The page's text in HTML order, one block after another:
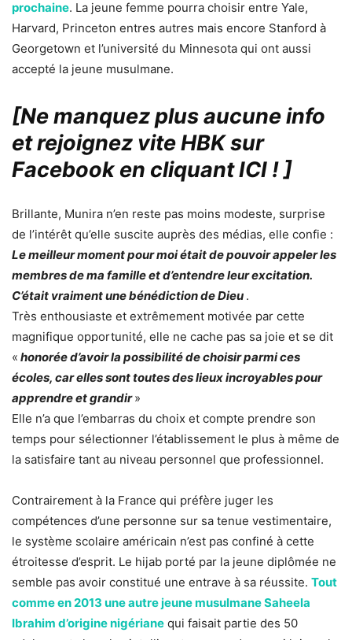
prochaine. La jeune femme pourra choisir entre Yale,
Harvard, Princeton entres autres mais encore Stanford à
Georgetown et l’université du Minnesota qui ont aussi
accepté la jeune musulmane.
[Ne manquez plus aucune info
et rejoignez vite HBK sur
Facebook en cliquant ICI !]
Brillante, Munira n’en reste pas moins modeste, surprise
de l’intérêt qu’elle suscite auprès des médias, elle confie :
Le meilleur moment pour moi était de pouvoir appeler les
membres de ma famille et d’entendre leur excitation.
C’était vraiment une bénédiction de Dieu .
Très enthousiaste et extrêmement motivée par cette
magnifique opportunité, elle ne cache pas sa joie et se dit
« honorée d’avoir la possibilité de choisir parmi ces
écoles, car elles sont toutes des lieux incroyables pour
apprendre et grandir »
Elle n’a que l’embarras du choix et compte prendre son
temps pour sélectionner l’établissement le plus à même de
la satisfaire tant au niveau personnel que professionnel.
Contrairement à la France qui préfère juger les
compétences d’une personne sur sa tenue vestimentaire,
le système scolaire américain n’est pas confiné à cette
étroitesse d’esprit. Le hijab porté par la jeune diplômée ne
semble pas avoir constitué une entrave à sa réussite. Tout
comme en 2013 une autre jeune musulmane Saheela
Ibrahim d’origine nigériane qui faisait partie des 50